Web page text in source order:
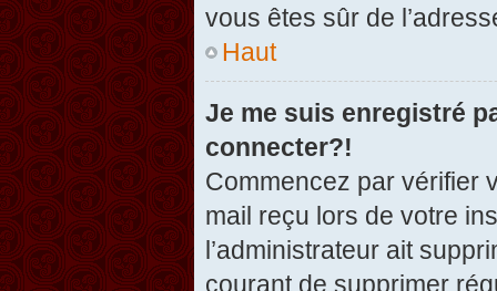
vous êtes sûr de
Haut
Je me suis enregistré
connecter?!
Commencez par vérifier
mail reçu lors de votre
l’administrateur ait
courant de supprimer